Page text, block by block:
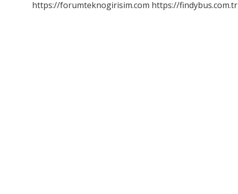
https://forumteknogirisim.com https://findybus.com.tr